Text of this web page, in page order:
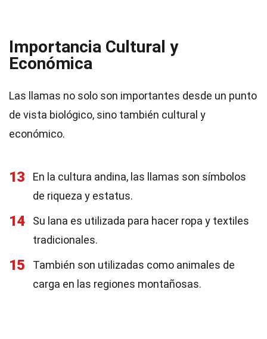
Importancia Cultural y
Económica
Las llamas no solo son importantes desde un punto
de vista biológico, sino también cultural y
económico.
13
En la cultura andina, las llamas son símbolos
de riqueza y estatus.
14
Su lana es utilizada para hacer ropa y textiles
tradicionales.
15
También son utilizadas como animales de
carga en las regiones montañosas.